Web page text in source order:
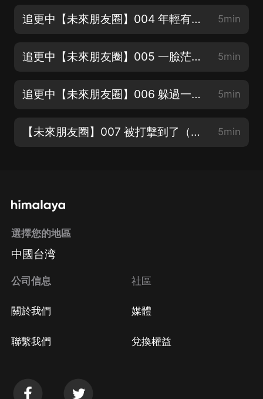
追更中【未來朋友圈】004 年輕有為（喜歡誰的聲音？快來表白吧） 5min
追更中【未來朋友圈】005 一臉茫然（喜歡哪個角色？評論區告訴我吧） 5min
追更中【未來朋友圈】006 躲過一劫（收聽完整集，對主播很重要哦） 5min
【未來朋友圈】007 被打擊到了（訂閱分享 五星好評 投月票啦） 5min
選擇您的地區
中國台湾
公司信息
關於我們
聯繫我們
社區
媒體
兌換權益